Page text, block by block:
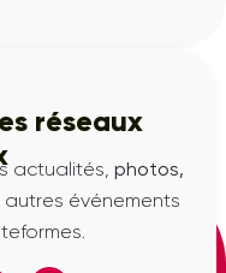
réseaux
actualités, photos,
autres événements